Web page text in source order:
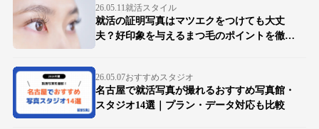
26.05.11就活スタイル
就活の証明写真はマツエクをつけても大丈
夫？好印象を与えるまつ毛のポイントを徹底
26.05.07おすすめスタジオ
名古屋で就活写真が撮れるおすすめ写真館・
スタジオ14選｜プラン・データ対応も比較